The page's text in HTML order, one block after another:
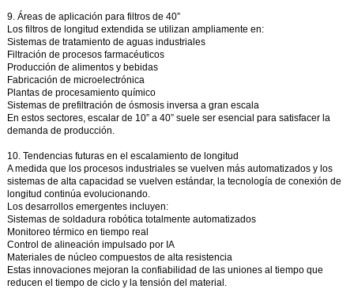
9. Áreas de aplicación para filtros de 40”
Los filtros de longitud extendida se utilizan ampliamente en:
Sistemas de tratamiento de aguas industriales
Filtración de procesos farmacéuticos
Producción de alimentos y bebidas
Fabricación de microelectrónica
Plantas de procesamiento químico
Sistemas de prefiltración de ósmosis inversa a gran escala
En estos sectores, escalar de 10” a 40” suele ser esencial para satisfacer la
demanda de producción.
10. Tendencias futuras en el escalamiento de longitud
A medida que los procesos industriales se vuelven más automatizados y los
sistemas de alta capacidad se vuelven estándar, la tecnología de conexión de
longitud continúa evolucionando.
Los desarrollos emergentes incluyen:
Sistemas de soldadura robótica totalmente automatizados
Monitoreo térmico en tiempo real
Control de alineación impulsado por IA
Materiales de núcleo compuestos de alta resistencia
Estas innovaciones mejoran la confiabilidad de las uniones al tiempo que
reducen el tiempo de ciclo y la tensión del material.